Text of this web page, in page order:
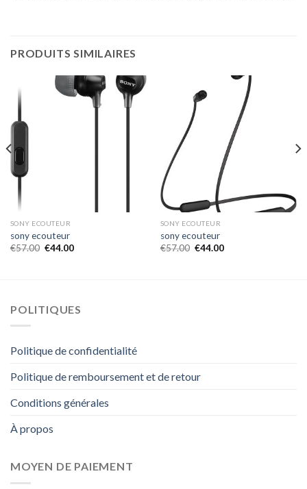
PRODUITS SIMILAIRES
SONY ECOUTEUR
sony ecouteur
€57.00 €44.00
SONY ECOUTEUR
sony ecouteur
€57.00 €44.00
POLITIQUES
Politique de confidentialité
Politique de remboursement et de retour
Conditions générales
À propos
MOYEN DE PAIEMENT